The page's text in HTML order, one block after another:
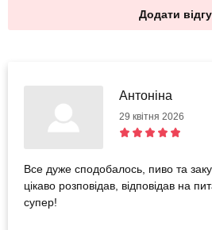
Додати
Антоніна
29 квітня 2026
Все дуже сподобалось, пиво та
цікаво розповідав, відповідав на
супер!